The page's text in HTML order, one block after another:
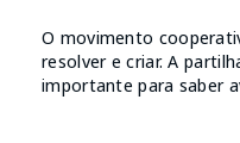
O movimento
resolver e criar. A
importante para saber